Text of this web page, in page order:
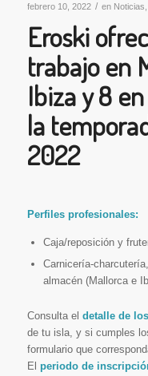
febrero 10, 2022 / en Noticias
Eroski
trabajo en
Ibiza y 8
la
2022
Perfiles profesionales:
Caja/reposición y
Carnicería-
almacén (Mallorca e
Consulta el detalle de
de tu isla, y si cumples
formulario que
El periodo de